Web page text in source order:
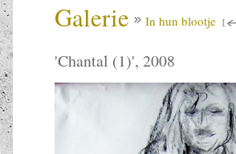
Galerie In hun blootje [
'Chantal (1)', 2008